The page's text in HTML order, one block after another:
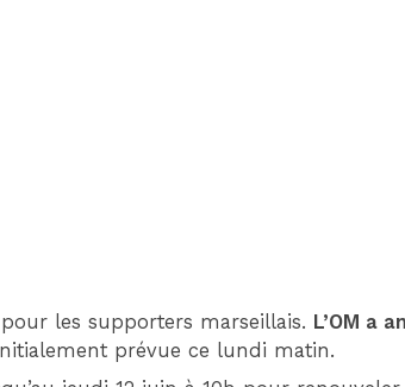
les supporters marseillais. L’OM a
prévue ce lundi matin.